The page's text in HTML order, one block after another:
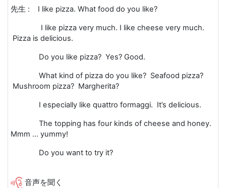
先生 : I like pizza. What food do you like?
I like pizza very much. I like cheese very much.
Pizza is delicious.
Do you like pizza? Yes? Good.
What kind of pizza do you like? Seafood pizza?
Mushroom pizza? Margherita?
I especially like quattro formaggi. It’s delicious.
The topping has four kinds of cheese and honey.
Mmm ... yummy!
Do you want to try it?
音声を聞く